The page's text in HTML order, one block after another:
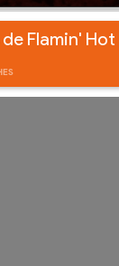
Flamin' Hot